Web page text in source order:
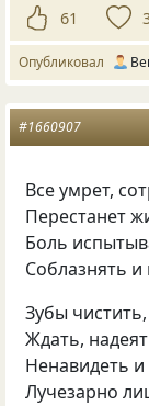
61
Опубликовал
#1660907
Все умрет,
Перестанет
Боль
Соблазнять и
Зубы
Ждать,
Ненавидеть
Лучезарно